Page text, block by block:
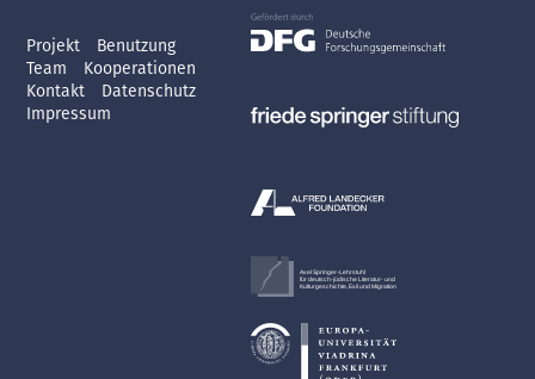
Projekt
Benutzung
Team
Kooperationen
Kontakt
Datenschutz
Impressum
Axel Springer-Lehrstuhl
für deutsch-jüdische Literatur- und
Kulturgeschichte, Exil und Migration